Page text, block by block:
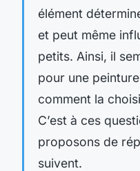
élément
et peut même
petits. Ainsi, il
pour une
comment la
C’est à ces
proposons de
suivent.